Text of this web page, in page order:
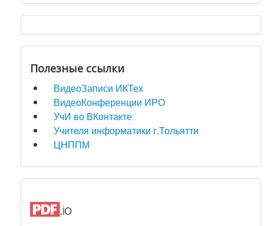
Полезные ссылки
ВидеоЗаписи ИКТех
ВидеоКонференции ИРО
УчИ во ВКонтакте
Учителя информатики г.Тольятти
ЦНППМ